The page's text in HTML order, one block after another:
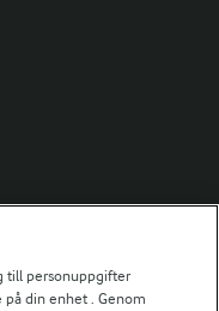
till personuppgifter
på din enhet . Genom